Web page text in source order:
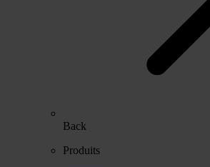
Back
Produits